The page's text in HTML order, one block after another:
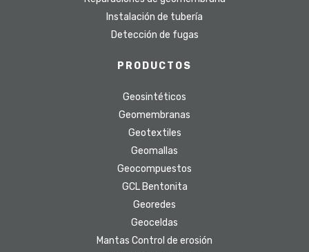
Instalación de tubería
Detección de fugas
PRODUCTOS
Geosintéticos
Geomembranas
Geotextiles
Geomallas
Geocompuestos
GCL Bentonita
Georedes
Geoceldas
Mantas Control de erosión